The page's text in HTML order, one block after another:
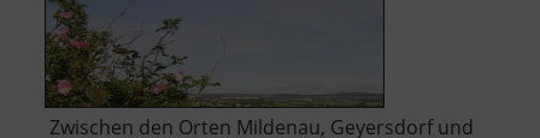
Zwischen den Orten Mildenau, Geyersdorf und